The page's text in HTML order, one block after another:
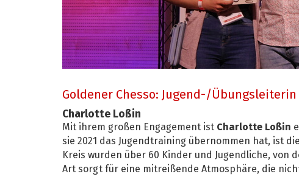
Goldener Chesso: Jugend-/Übungsleiterin
Charlotte Loßin
Mit ihrem großen Engagement ist Charlotte Loßin
sie 2021 das Jugendtraining übernommen hat, ist
Kreis wurden über 60 Kinder und Jugendliche,
Art sorgt für eine mitreißende Atmosphäre, die